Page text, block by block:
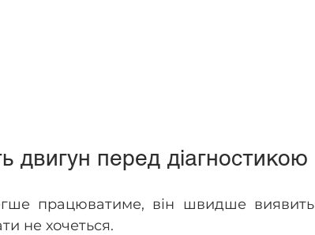
двигун перед діагностикою
працюватиме, він швидше виявить
не хочеться.